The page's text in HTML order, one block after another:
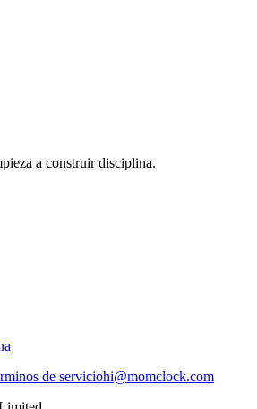
a construir disciplina.
de serviciohi@momclock.com